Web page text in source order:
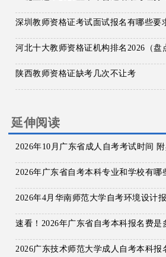
深圳教师资格证考试面试报名有哪些要
河北十大教师资格证机构排名2026（盘
陕西教师资格证缺考几次不让考
延伸阅读
2026年10月广东省成人自考考试时间
2026年广东省自考本科专业和学校有哪
2026年4月华南师范大学自考环境设计
2026广东技术师范大学成人自考本科报